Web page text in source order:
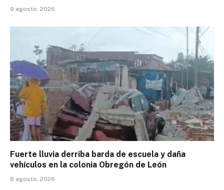
9 agosto, 2026
Fuerte lluvia derriba barda de escuela y daña
vehículos en la colonia Obregón de León
8 agosto, 2026